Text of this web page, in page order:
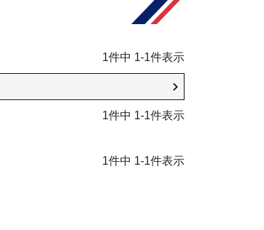
1件中 1-1件表示
1件中 1-1件表示
1件中 1-1件表示